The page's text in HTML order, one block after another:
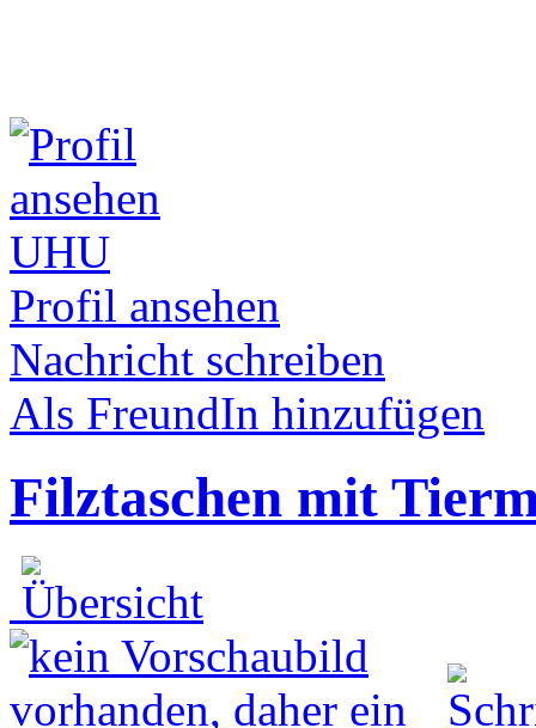
UHU
Profil ansehen
Nachricht schreiben
Als FreundIn hinzufügen
Filztaschen mit